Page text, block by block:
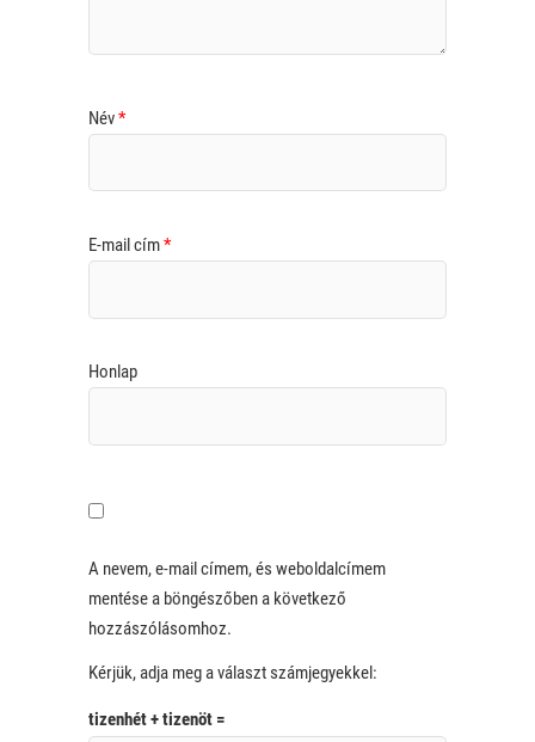
Név*
E-mail cím*
Honlap
A nevem, e-mail címem, és weboldalcímem
mentése a böngészőben a következő
hozzászólásomhoz.
Kérjük, adja meg a választ számjegyekkel:
tizenhét + tizenöt =